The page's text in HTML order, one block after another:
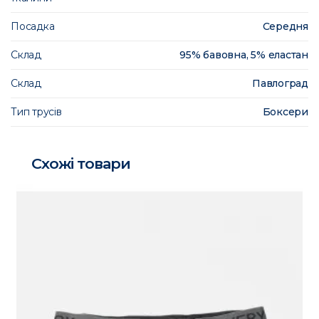
Посадка Середня
Склад 95% бавовна, 5% еластан
Склад Павлоград
Тип трусів Боксери
Схожі товари